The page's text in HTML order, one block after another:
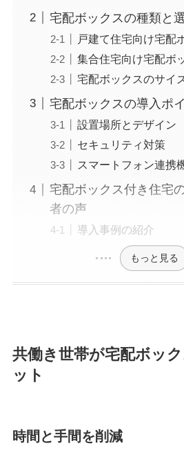
宅配ボックスの種類と
戸建て住宅向け宅配
集合住宅向け宅配ボ
宅配ボックスのサイ
宅配ボックスの導入ポ
設置場所とデザイン
セキュリティ対策
スマートフォン連携
宅配ボックス付き住宅
者の声
導入事例の紹介
もっと見る
共働き世帯が宅配ボッ
ット
時間と手間を削減